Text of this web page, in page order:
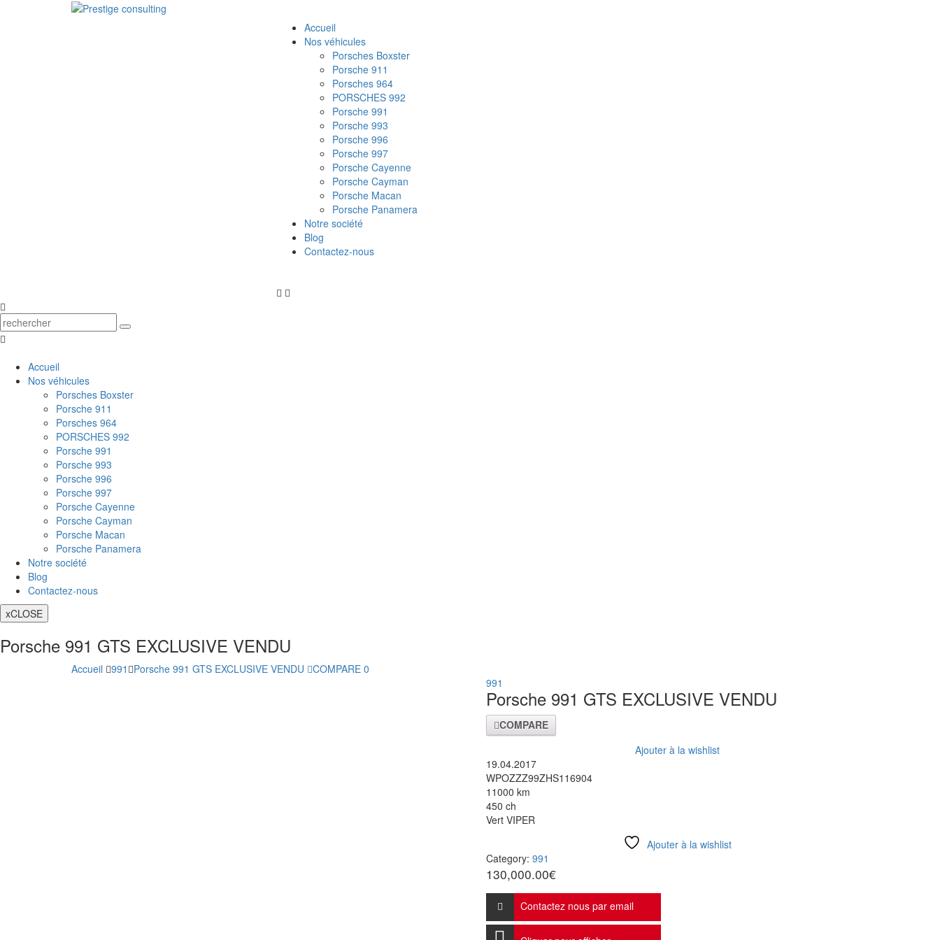
Accueil
Nos véhicules
Porsches Boxster
Porsche 911
Porsches 964
PORSCHES 992
Porsche 991
Porsche 993
Porsche 996
Porsche 997
Porsche Cayenne
Porsche Cayman
Porsche Macan
Porsche Panamera
Notre société
Blog
Contactez-nous
Accueil
Nos véhicules
Porsches Boxster
Porsche 911
Porsches 964
PORSCHES 992
Porsche 991
Porsche 993
Porsche 996
Porsche 997
Porsche Cayenne
Porsche Cayman
Porsche Macan
Porsche Panamera
Notre société
Blog
Contactez-nous
xCLOSE
Porsche 991 GTS EXCLUSIVE VENDU
Accueil 991 Porsche 991 GTS EXCLUSIVE VENDU COMPARE 0
991
Porsche 991 GTS EXCLUSIVE VENDU
COMPARE
Ajouter à la wishlist
19.04.2017
WPOZZZ99ZHS116904
11000 km
450 ch
Vert VIPER
Ajouter à la wishlist
Category: 991
130,000.00€
Contactez nous par email